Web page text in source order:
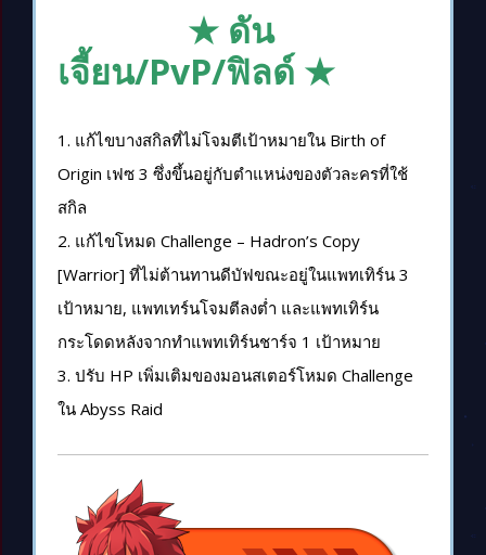
★ ดัน
เจี้ยน/PvP/ฟิลด์ ★
1. แก้ไขบางสกิลที่ไม่โจมตีเป้าหมายใน Birth of
Origin เฟซ 3 ซึ่งขึ้นอยู่กับตำแหน่งของตัวละครที่ใช้
สกิล
2. แก้ไขโหมด Challenge – Hadron’s Copy
[Warrior] ที่ไม่ต้านทานดีบัฟขณะอยู่ในแพทเทิร์น 3
เป้าหมาย, แพทเทร์นโจมตีลงต่ำ และแพทเทิร์น
กระโดดหลังจากทำแพทเทิร์นชาร์จ 1 เป้าหมาย
3. ปรับ HP เพิ่มเติมของมอนสเตอร์โหมด Challenge
ใน Abyss Raid